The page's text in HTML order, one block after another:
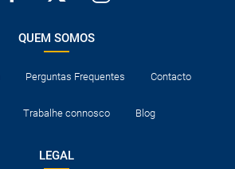
QUEM SOMOS
Perguntas Frequentes Contacto
Trabalhe connosco Blog
LEGAL